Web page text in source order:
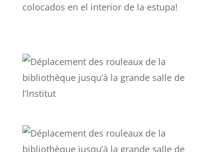
colocados en el interior de la estupa!